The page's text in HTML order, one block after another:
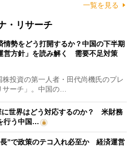
一覧を見る
・リサーチ
情勢をどう打開するか？中国の下半期
営方針」を読み解く 需要不足対策
投資の第一人者・田代尚機氏のプレ
サーチ」。中国の…
世界はどう対応するのか？ 米財務
行う中国…
”で政策のテコ入れ必至か 経済運営